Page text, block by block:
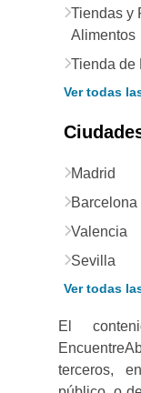
Tiendas y
Alimentos
Tienda de
Ver todas
Madrid
Barcelona
Valencia
Sevilla
Ver todas
El
terceros,